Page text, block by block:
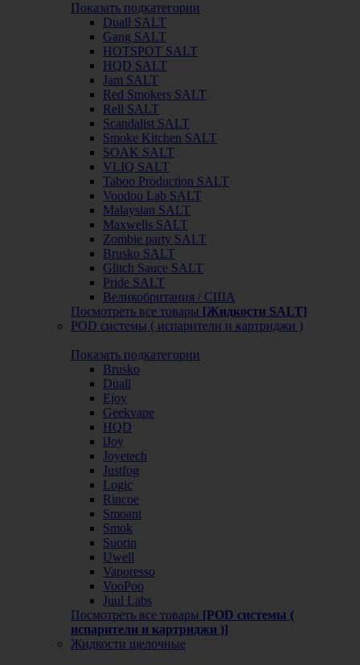
Показать подкатегории
Duall SALT
Gang SALT
HOTSPOT SALT
HQD SALT
Jam SALT
Red Smokers SALT
Rell SALT
Scandalist SALT
Smoke Kitchen SALT
SOAK SALT
VLIQ SALT
Taboo Production SALT
Voodoo Lab SALT
Malaysian SALT
Maxwells SALT
Zombie party SALT
Brusko SALT
Glitch Sauce SALT
Pride SALT
Великобритания / США
Посмотреть все товары [Жидкости SALT]
POD системы ( испарители и картриджи )
Показать подкатегории
Brusko
Duall
Ejoy
Geekvape
HQD
iJoy
Joyetech
Justfog
Logic
Rincoe
Smoant
Smok
Suorin
Uwell
Vaporesso
VooPoo
Juul Labs
Посмотреть все товары [POD системы (
испарители и картриджи )]
Жидкости щелочные